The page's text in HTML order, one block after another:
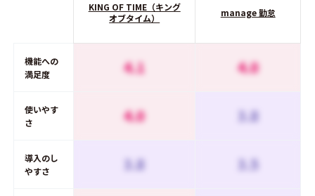
KING OF TIME（キング
オブタイム）
manage 勤怠
機能への
満足度
4.1 4.0
使いやす
さ
4.0 3.8
導入のし
やすさ
3.8 3.5